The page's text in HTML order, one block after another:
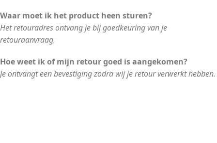
Waar moet ik het product heen sturen?
Het retouradres ontvang je bij goedkeuring van je
retouraanvraag.
Hoe weet ik of mijn retour goed is aangekomen?
Je ontvangt een bevestiging zodra wij je retour verwerkt hebben.